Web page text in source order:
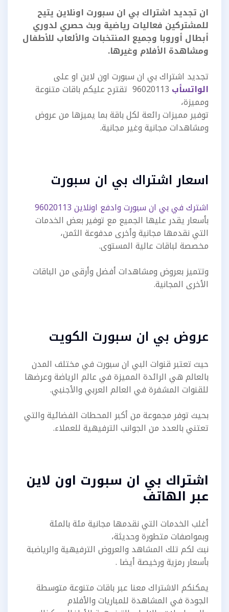
ان تجديد اشتراك بي ان سبورت اونلاين يتيح
للمشتركين فعاليات رياضية وبث حصري لدوري
أبطال أوروبا وجميع المنتخبات والألعاب للأطفال
ومشاهدة الأفلام وغيرها.
تجديد اشتراك بي ان سبورت اون لاين او على
الواتسأب
96020113 تقترح عليكم باقات متنوعة
ومميزة،
توفير مميزات رائعة لكل باقة بما يميزها من عروض
ومشاهدات مجانية وغير مجانية.
اسعار اشتراك بي ان سبورت
اشترك في بي ان سبورت وادفع اونلاين 96020113
بأسعار يقدر عليها الجميع مع توفير بعض الخدمات
التي نقدمها مجانية وأخرى مدفوعة الثمن،
مخصصة لباقات عالية المستوى.
وتتميز بعروض ومشاهدات أفضل وأرقى من الباقات
الأخرى المجانية.
عروض بي ان سبورت الكويت
حيث تعتبر قنوات البي ان سبورت في مختلف المدن
بالعالم هي الرائدة المميزة في عالم الرياضة وعرضها
للقنوات المشفرة في العالم العربي والأجنبي.
بحيث توفر مجموعة من أكبر المحطات الفضائية والتي
تعتني بالعدد من الجوانب الترفيهية للعملاء.
اشتراك بي ان سبورت اون لاين
عبر الهاتف
أغلب الخدمات التي نقدمها مجانية مئة بالمئة
وبمواصفات متطورة وحديثة،
نبث لكم تلك المشاهد والعروض الترفيهية والرياضبة
بأسعار رمزية ورخيصة أيضا .
يمكنكم الاشتراك معنا عبر باقات متنوعة متوسطة
الجودة في المشاهدة للمباريات والأفلام